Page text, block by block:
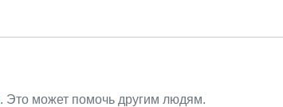
. Это может помочь другим людям.